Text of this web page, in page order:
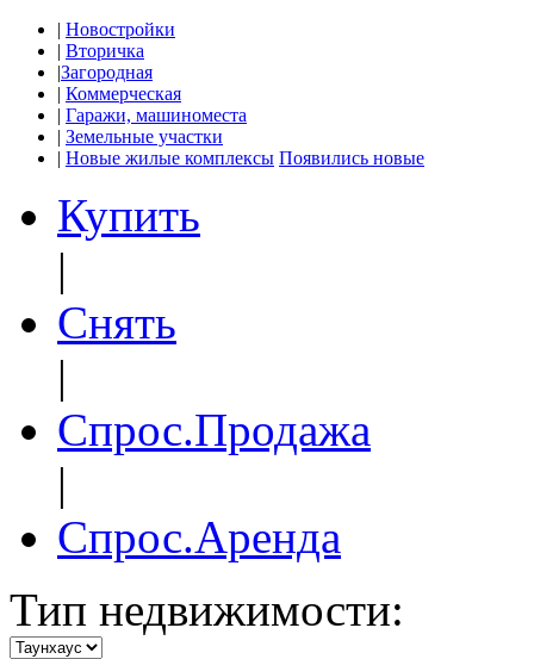
| Новостройки
| Вторичка
|Загородная
| Коммерческая
| Гаражи, машиноместа
| Земельные участки
| Новые жилые комплексы Появились новые
Купить
|
Снять
|
Спрос.Продажа
|
Спрос.Аренда
Тип недвижимости: